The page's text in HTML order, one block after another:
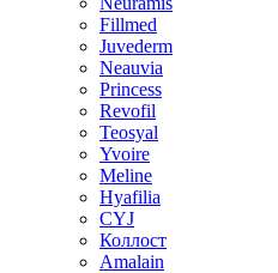
Fillmed
Juvederm
Neauvia
Princess
Revofil
Teosyal
Yvoire
Meline
Hyafilia
CYJ
Коллост
Amalain